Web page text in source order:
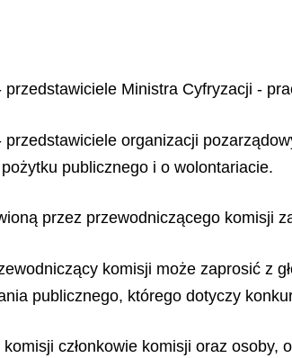
przedstawiciele Ministra Cyfryzacji -
przedstawiciele organizacji
publicznego i o wolontariacie.
przez przewodniczącego komisji
komisji może zaprosić z
publicznego, którego dotyczy
członkowie komisji oraz